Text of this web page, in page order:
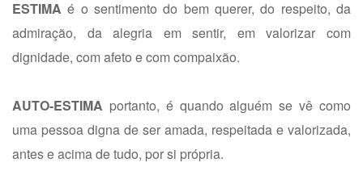
ESTIMA é o sentimento do bem querer, do respeito, da
admiração, da alegria em sentir, em valorizar com
dignidade, com afeto e com compaixão.
AUTO-ESTIMA portanto, é quando alguém se vê como
uma pessoa digna de ser amada, respeitada e valorizada,
antes e acima de tudo, por si própria.